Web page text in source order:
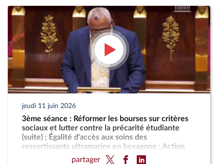
jeudi 11 juin 2026
3ème séance : Réformer les bourses sur critères
sociaux et lutter contre la précarité étudiante
(suite) ; Égalité d'accès aux soins des
ressortissants ultramarins en hexagone ; Action
résolue de la France contre le blocus imposé au
partager